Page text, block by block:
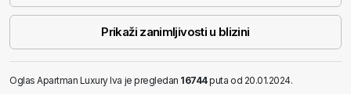
Prikaži zanimljivosti u blizini
Oglas Apartman Luxury Iva je pregledan 16744puta od 20.01.2024.